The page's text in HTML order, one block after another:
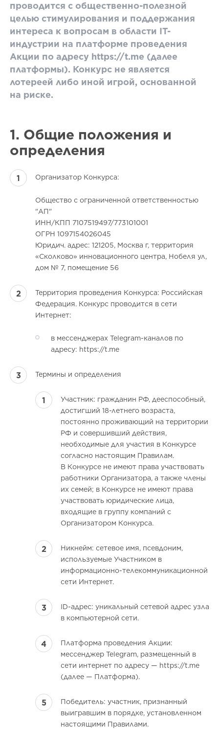
проводится с общественно-полезной
целью стимулирования и поддержания
интереса к вопросам в области IT-
индустрии на платформе проведения
Акции по адресу https://t.me (далее
платформы). Конкурс не является
лотереей либо иной игрой, основанной
на риске.
1. Общие положения и
определения
Организатор Конкурса:
Общество с ограниченной ответственностью
"АП"
ИНН/КПП 7107519497/773101001
ОГРН 1097154026045
Юридич. адрес: 121205, Москва г, территория
«Сколково» инновационного центра, Нобеля ул,
дом № 7, помещение 56
Территория проведения Конкурса: Российская
Федерация. Конкурс проводится в сети
Интернет:
в мессенджерах Telegram-каналов по
адресу: https://t.me
Термины и определения
Участник: гражданин РФ, дееспособный,
достигший 18-летнего возраста,
постоянно проживающий на территории
РФ и совершивший действия,
необходимые для участия в Конкурсе
согласно настоящим Правилам.
В Конкурсе не имеют права участвовать
работники Организатора, а также члены
их семей; в Конкурсе не имеют права
участвовать юридические лица,
входящие в группу компаний с
Организатором Конкурса.
Никнейм: сетевое имя, псевдоним,
используемые Участником в
информационно-телекоммуникационной
сети Интернет.
ID-адрес: уникальный сетевой адрес узла
в компьютерной сети.
Платформа проведения Акции:
мессенджер Telegram, размещенный в
сети интернет по адресу — https://t.me
(далее — Платформа).
Победитель: участник, признанный
выигравшим в порядке, установленном
настоящими Правилами.